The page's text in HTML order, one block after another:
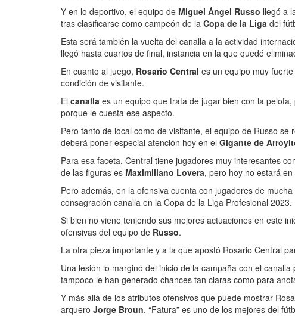
Y en lo deportivo, el equipo de Miguel Ángel Russo llegó a
tras clasificarse como campeón de la Copa de la Liga del
Esta será también la vuelta del canalla a la actividad
llegó hasta cuartos de final, instancia en la que quedó
En cuanto al juego, Rosario Central es un equipo muy
condición de visitante.
El canalla es un equipo que trata de jugar bien con la
porque le cuesta ese aspecto.
Pero tanto de local como de visitante, el equipo de Russo
deberá poner especial atención hoy en el Gigante de
Para esa faceta, Central tiene jugadores muy interesantes
de las figuras es Maximiliano Lovera, pero hoy no estará en
Pero además, en la ofensiva cuenta con jugadores de
consagración canalla en la Copa de la Liga Profesional 2023.
Si bien no viene teniendo sus mejores actuaciones en este
ofensivas del equipo de Russo.
La otra pieza importante y a la que apostó Rosario Central
Una lesión lo marginó del inicio de la campaña con el
tampoco le han generado chances tan claras como para
Y más allá de los atributos ofensivos que puede mostrar
arquero Jorge Broun. “Fatura” es uno de los mejores del